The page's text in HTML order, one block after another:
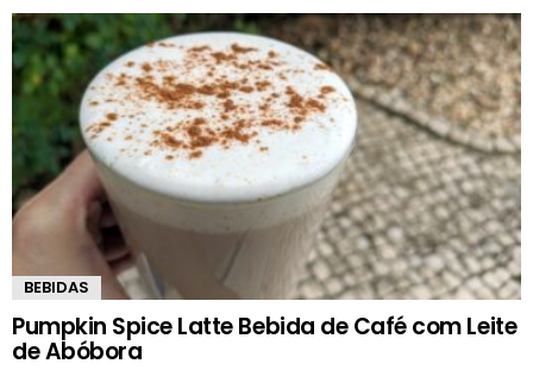
BEBIDAS
Pumpkin Spice Latte Bebida de Café com Leite
de Abóbora